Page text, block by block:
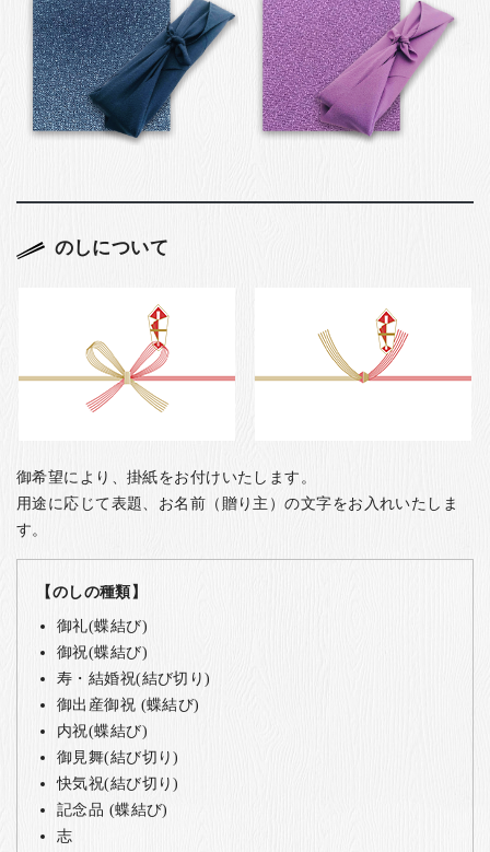
のしについて
御希望により、掛紙をお付けいたします。
用途に応じて表題、お名前（贈り主）の文字をお入れいたしま
す。
【のしの種類】
御礼(蝶結び)
御祝(蝶結び)
寿・結婚祝(結び切り)
御出産御祝 (蝶結び)
内祝(蝶結び)
御見舞(結び切り)
快気祝(結び切り)
記念品 (蝶結び)
志